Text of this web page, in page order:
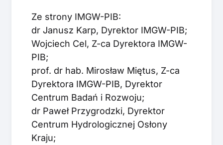
Ze strony IMGW-PIB:
dr Janusz Karp, Dyrektor IMGW-PIB;
Wojciech Cel, Z-ca Dyrektora IMGW-
PIB;
prof. dr hab. Mirosław Miętus, Z-ca
Dyrektora IMGW-PIB, Dyrektor
Centrum Badań i Rozwoju;
dr Paweł Przygrodzki, Dyrektor
Centrum Hydrologicznej Osłony
Kraju;